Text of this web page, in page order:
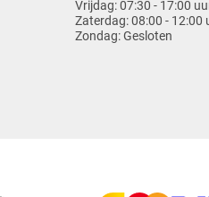
Vrijdag:07:30 - 17:00
Zaterdag:08:00 - 12:00
Zondag:Gesloten